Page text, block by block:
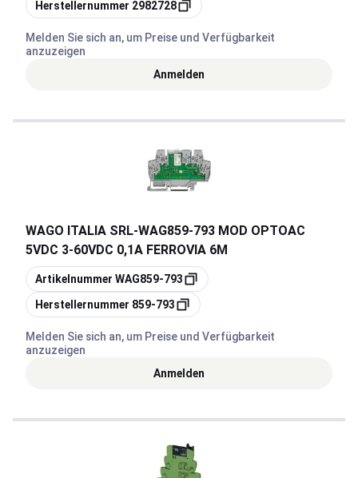
Herstellernummer 2982728
Melden Sie sich an, um Preise und Verfügbarkeit
anzuzeigen
Anmelden
WAGO ITALIA SRL-WAG859-793 MOD OPTOAC
5VDC 3-60VDC 0,1A FERROVIA 6M
Kopieren
Artikelnummer WAG859-793
Kopieren
Herstellernummer 859-793
Melden Sie sich an, um Preise und Verfügbarkeit
anzuzeigen
Anmelden